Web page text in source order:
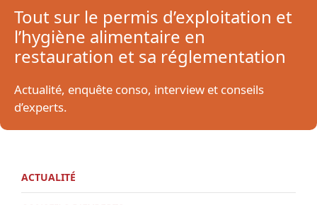
Tout sur le permis d’exploitation et
l’hygiène alimentaire en
restauration et sa réglementation
Actualité, enquête conso, interview et conseils
d’experts.
ACTUALITÉ